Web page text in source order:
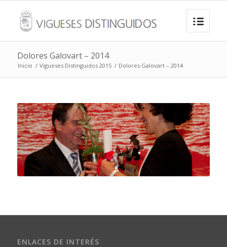
Dolores Galovart – 2014
Inicio / Vigueses Distinguidos 2015 / Dolores Galovart – 2014
ENLACES DE INTERÉS